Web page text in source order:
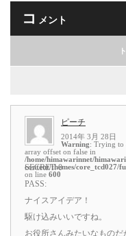
コ メント
ピーチ
2014年 3月 28日
Warning: Trying to
array offset on false in
/home/himawarinnet/
content/themes/core_tcd027/
on line 600
SECRET: 0
PASS:
ナイスアイデア！
駆け込みいいですね。
お役所さんみたいなものだ